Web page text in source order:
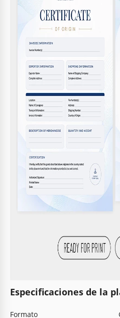
Especificaciones de la
Formato